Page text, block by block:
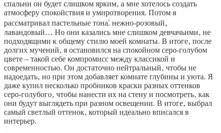
спальни он будет слишком ярким‚ а мне хотелось создать
атмосферу спокойствия и умиротворения. Потом я
рассматривал пастельные тона⁚ нежно-розовый‚
лавандовый… Но они казались мне слишком девчачьими‚ не
подходящими к общему стилю моей комнаты. В итоге‚ после
долгих мучений‚ я остановился на спокойном серо-голубом
цвете – такой себе компромисс между классикой и
современностью. Он достаточно нейтральный‚ чтобы не
надоедать‚ но при этом добавляет комнате глубины и уюта. Я
даже купил несколько пробников краски разных оттенков
серо-голубого‚ чтобы нанести их на стену и посмотреть‚ как
они будут выглядеть при разном освещении. В итоге‚ выбрал
самый светлый оттенок‚ который идеально вписался в
интерьер.